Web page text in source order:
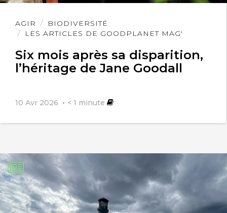
AGIR
BIODIVERSITÉ
LES ARTICLES DE GOODPLANET MAG'
Six mois après sa disparition,
l’héritage de Jane Goodall
10 Avr 2026 < 1 minute
Lire
l'article